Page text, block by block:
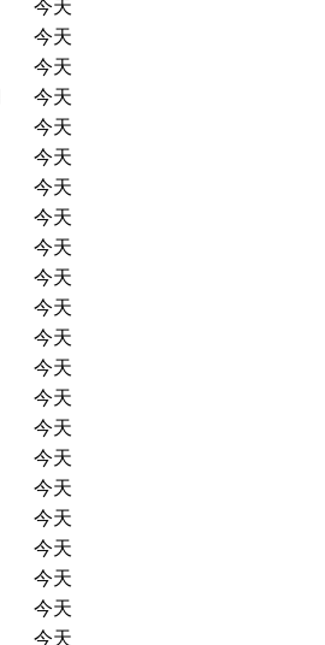
今天
今天
今天
今天
今天
今天
今天
今天
今天
今天
今天
今天
今天
今天
今天
今天
今天
今天
今天
今天
今天
今天